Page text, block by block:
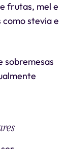
frutas, mel e
stevia e
sobremesas